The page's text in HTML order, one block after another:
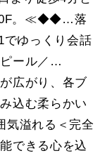
10F。≪◆◆…落
ゆっくり会話
ール／…
広がり、各ブ
込む柔らかい
気溢れる＜完全
できる心を込